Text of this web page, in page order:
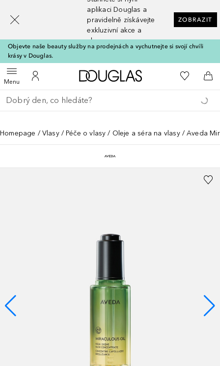
aplikaci Douglas a
pravidelně získávejte
exkluzivní akce a
slevy
ZOBRAZIT
Objevte naše beauty služby na prodejnách a vychutnejte si svojí chvíli
krásy v Douglas.
MenuOtevřít menuK mému účtu
Domů K mému
Do
Vraťte se
Proveďte vyhledávání
Homepage Vlasy Péče o vlasy Oleje a séra na vlasy Aveda
[navigation.slideout.screenreader]